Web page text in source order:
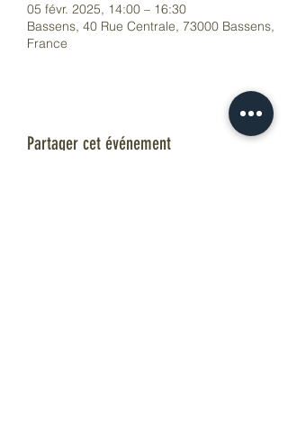
05 févr. 2025, 14:00 – 16:30
Bassens, 40 Rue Centrale, 73000 Bassens,
France
Partager cet événement